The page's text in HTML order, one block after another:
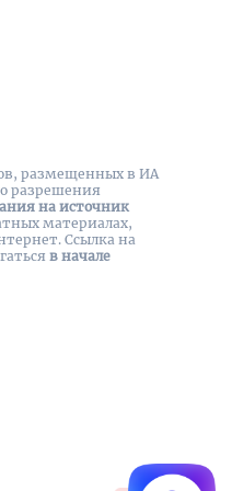
размещенных в ИА
разрешения
на источник
материалах,
Ссылка на
в начале